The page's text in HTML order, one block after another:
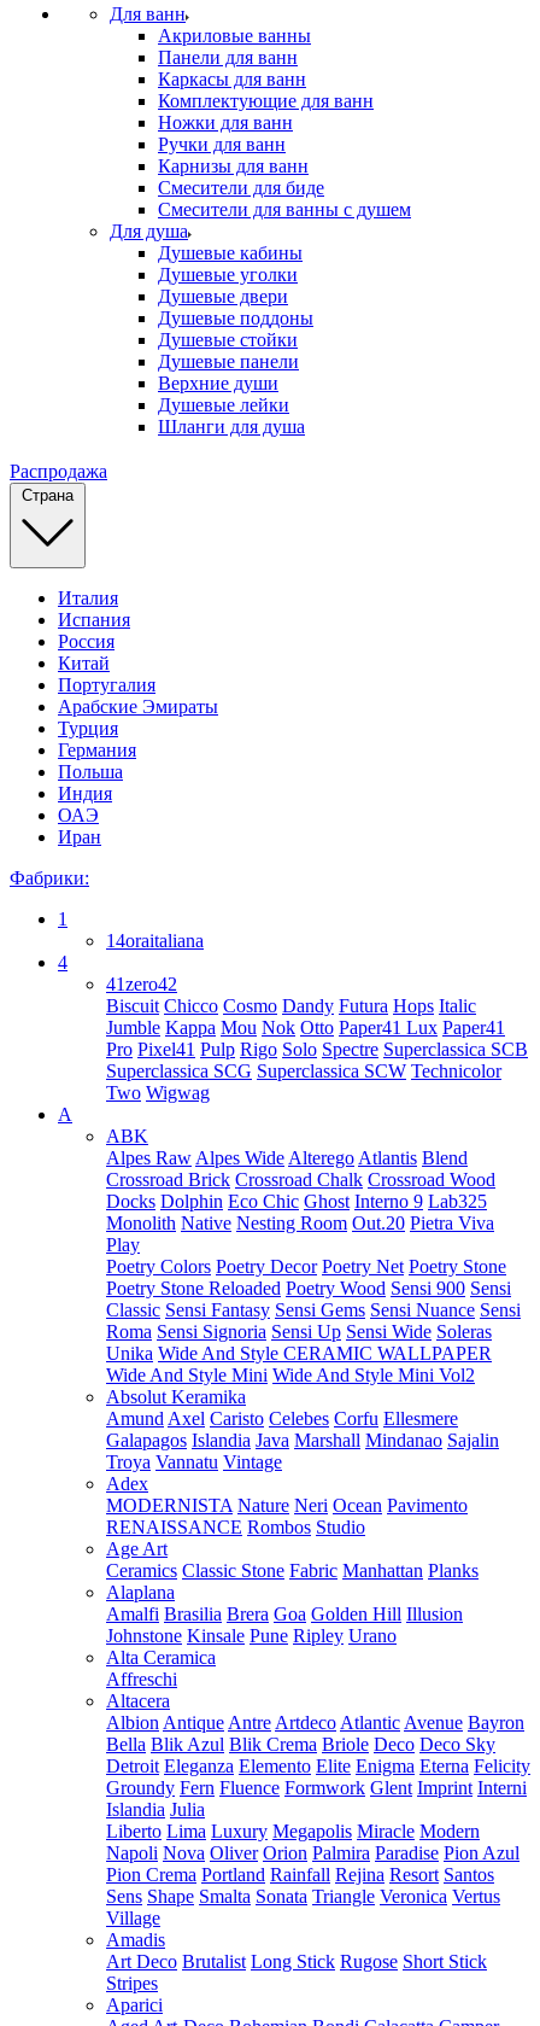
Для ванн
Акриловые ванны
Панели для ванн
Каркасы для ванн
Комплектующие для ванн
Ножки для ванн
Ручки для ванн
Карнизы для ванн
Смесители для биде
Смесители для ванны с душем
Для душа
Душевые кабины
Душевые уголки
Душевые двери
Душевые поддоны
Душевые стойки
Душевые панели
Верхние души
Душевые лейки
Шланги для душа
Распродажа
Страна
Италия
Испания
Россия
Китай
Португалия
Арабские Эмираты
Турция
Германия
Польша
Индия
ОАЭ
Иран
Фабрики:
1
14oraitaliana
4
41zero42
Biscuit Chicco Cosmo Dandy Futura Hops Italic
Jumble Kappa Mou Nok Otto Paper41 Lux Paper41
Pro Pixel41 Pulp Rigo Solo Spectre Superclassica SCB
Superclassica SCG Superclassica SCW Technicolor
Two Wigwag
A
ABK
Alpes Raw Alpes Wide Alterego Atlantis Blend
Crossroad Brick Crossroad Chalk Crossroad Wood
Docks Dolphin Eco Chic Ghost Interno 9 Lab325
Monolith Native Nesting Room Out.20 Pietra Viva
Play
Poetry Colors Poetry Decor Poetry Net Poetry Stone
Poetry Stone Reloaded Poetry Wood Sensi 900 Sensi
Classic Sensi Fantasy Sensi Gems Sensi Nuance Sensi
Roma Sensi Signoria Sensi Up Sensi Wide Soleras
Unika Wide And Style CERAMIC WALLPAPER
Wide And Style Mini Wide And Style Mini Vol2
Absolut Keramika
Amund Axel Caristo Celebes Corfu Ellesmere
Galapagos Islandia Java Marshall Mindanao Sajalin
Troya Vannatu Vintage
Adex
MODERNISTA Nature Neri Ocean Pavimento
RENAISSANCE Rombos Studio
Age Art
Ceramics Classic Stone Fabric Manhattan Planks
Alaplana
Amalfi Brasilia Brera Goa Golden Hill Illusion
Johnstone Kinsale Pune Ripley Urano
Alta Ceramica
Affreschi
Altacera
Albion Antique Antre Artdeco Atlantic Avenue Bayron
Bella Blik Azul Blik Crema Briole Deco Deco Sky
Detroit Eleganza Elemento Elite Enigma Eterna Felicity
Groundy Fern Fluence Formwork Glent Imprint Interni
Islandia Julia
Liberto Lima Luxury Megapolis Miracle Modern
Napoli Nova Oliver Orion Palmira Paradise Pion Azul
Pion Crema Portland Rainfall Rejina Resort Santos
Sens Shape Smalta Sonata Triangle Veronica Vertus
Village
Amadis
Art Deco Brutalist Long Stick Rugose Short Stick
Stripes
Aparici